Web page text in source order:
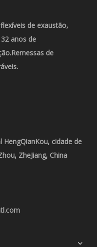
de exaustão,
anos de
de
HengQianKou, cidade de
ZheJiang, China